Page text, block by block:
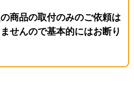
商品の取付のみのご依頼は
せんので基本的にはお断り